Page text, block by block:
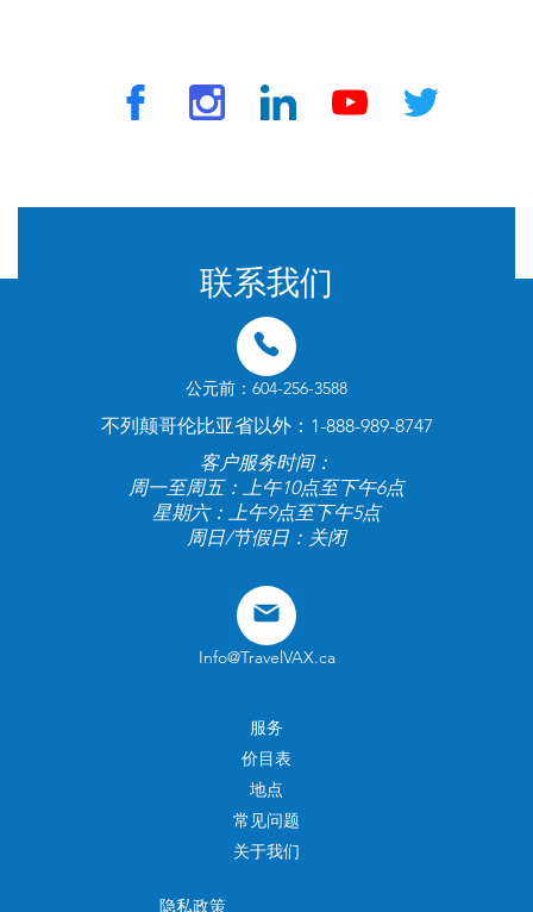
联系我们
公元前：604-256-3588
不列颠哥伦比亚省以外：1-888-989-8747
客户服务时间：
周一至周五：上午10点至下午6点
星期六：上午9点至下午5点
周日/节假日：关闭
Info@TravelVAX.ca
服务
价目表
地点
常见问题
关于我们
隐私政策